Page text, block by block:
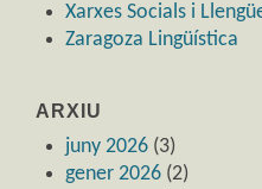
Xarxes Socials i
Zaragoza Lingüística
ARXIU
juny 2026 (3)
gener 2026 (2)